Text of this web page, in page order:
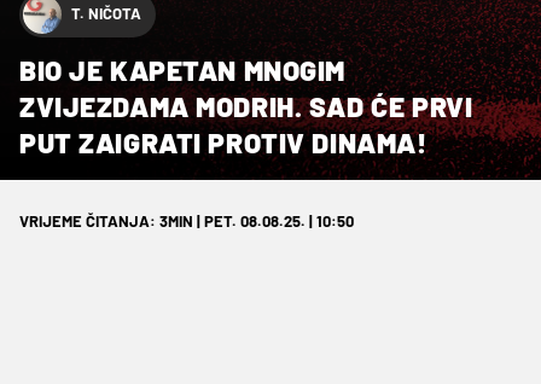
T. NIČOTA
BIO JE KAPETAN MNOGIM
ZVIJEZDAMA MODRIH. SAD ĆE PRVI
PUT ZAIGRATI PROTIV DINAMA!
VRIJEME ČITANJA: 3MIN | PET. 08.08.25. | 10:50